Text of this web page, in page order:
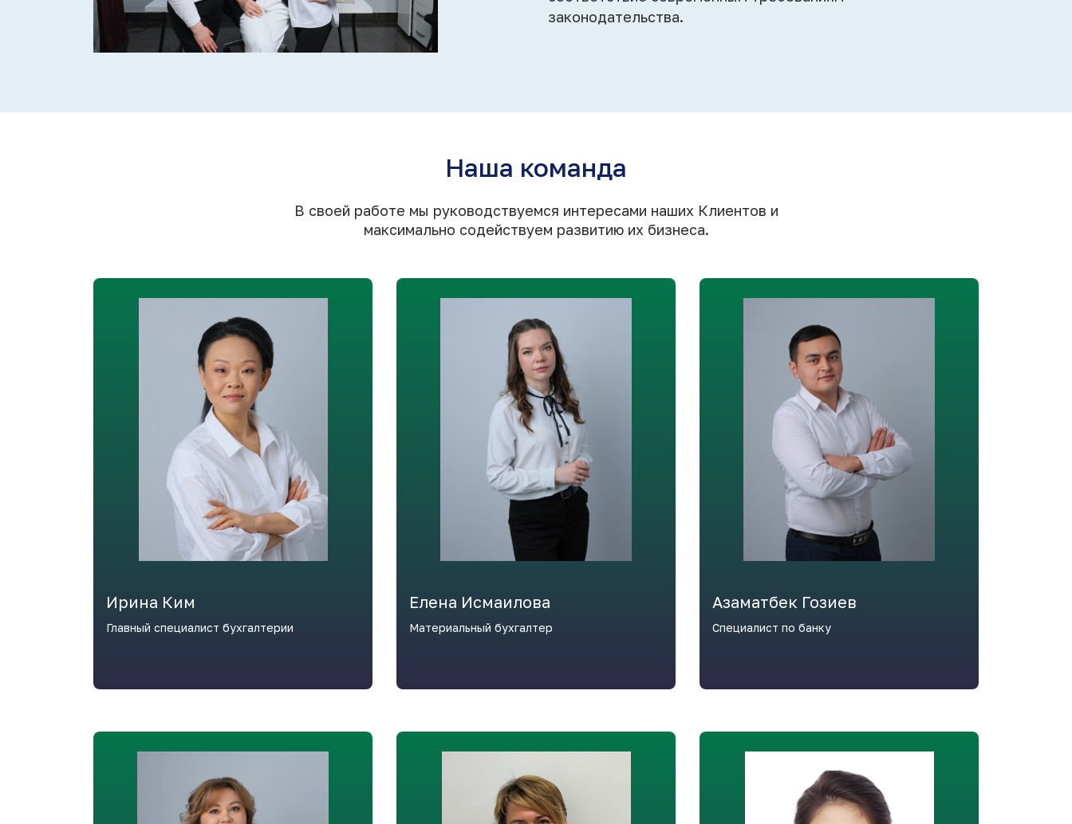
законодательства.
Наша команда
В своей работе мы руководствуемся интересами наших Клиентов и
максимально содействуем развитию их бизнеса.
Ирина Ким
Главный специалист бухгалтерии
Елена Исмаилова
Материальный бухгалтер
Азаматбек Гозиев
Специалист по банку